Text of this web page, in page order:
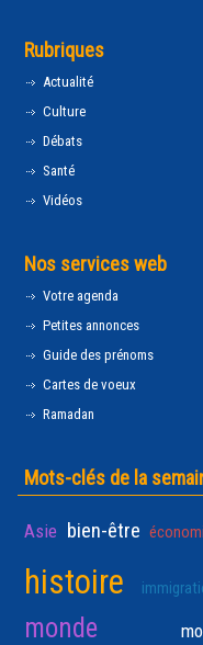
Rubriques
Actualité
Culture
Débats
Santé
Vidéos
Nos services web
Votre agenda
Petites annonces
Guide des prénoms
Cartes de voeux
Ramadan
Mots-clés de la
Asie bien-être
histoire
monde